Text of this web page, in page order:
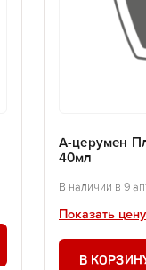
А-церумен
40мл
В наличии в 9
Показать цену
В